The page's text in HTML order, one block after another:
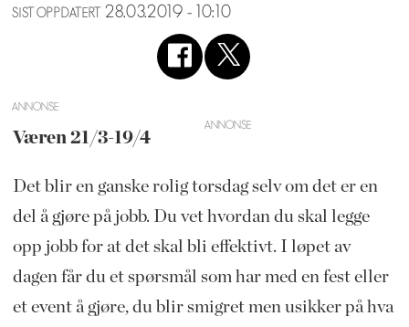
SIST OPPDATERT 28.03.2019 - 10:10
ANNONSE
Væren 21/3-19/4
Det blir en ganske rolig torsdag selv om det er en
del å gjøre på jobb. Du vet hvordan du skal legge
opp jobb for at det skal bli effektivt. I løpet av
dagen får du et spørsmål som har med en fest eller
et event å gjøre, du blir smigret men usikker på hva